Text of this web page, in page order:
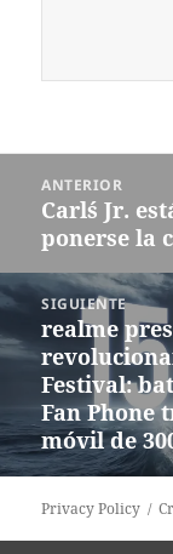
entradas
ANTERIOR
Entrada
anterior:
Carl´s Jr.
ponerse la
SIGUIENTE
Siguiente
entrada:
realme
Festival:
Fan Phone
móvil de
Privacy Policy